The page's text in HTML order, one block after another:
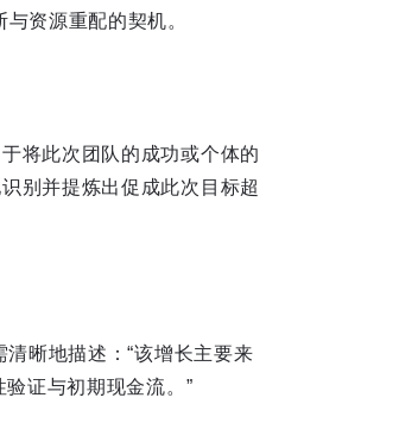
资源重配的契机。
将此次团队的成功或个体的
别并提炼出促成此次目标超
晰地描述：“该增长主要来
证与初期现金流。”